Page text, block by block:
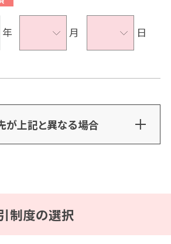
年 月 日
が上記と異なる場合
制度の選択